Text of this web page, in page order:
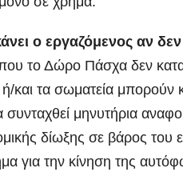
ο εργαζόμενος αν
το Δώρο Πάσχα δεν
ή/και τα σωματεία
συνταχθεί μηνυτήρια
δίωξης σε βάρος του
για την κίνηση της